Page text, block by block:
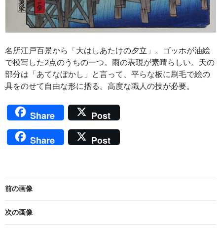
名所江戸百景から「大はしあたけの夕立」。ゴッホが油絵
で模写した2点のうちの一つ。雨の表現が素晴らしい。天の
部分は「あてなぼかし」と言って、平らな板に刷毛で絵の
具をのせて自由な形に摺る。高度な職人の技が必要。
Share
Post
Share
Post
前の画像
次の画像